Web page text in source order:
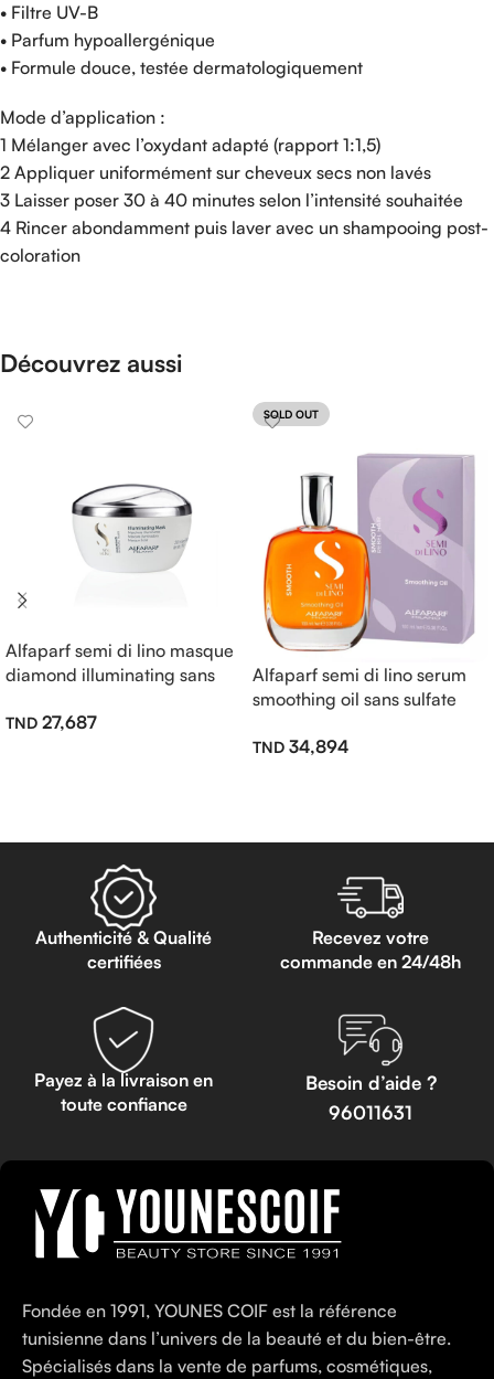
• Filtre UV-B
• Parfum hypoallergénique
• Formule douce, testée dermatologiquement
Mode d’application :
1 Mélanger avec l’oxydant adapté (rapport 1:1,5)
2 Appliquer uniformément sur cheveux secs non lavés
3 Laisser poser 30 à 40 minutes selon l’intensité souhaitée
4 Rincer abondamment puis laver avec un shampooing post-
coloration
Découvrez aussi
Alfaparf semi di lino masque
diamond illuminating sans
27,687
SOLD OUT
Alfaparf semi di lino serum
smoothing oil sans sulfate
34,894
Authenticité & Qualité
certifiées
Recevez votre
commande en 24/48h
Payez à la livraison en
toute confiance
Besoin d’aide ?
96011631
Fondée en 1991, YOUNES COIF est la référence
tunisienne dans l’univers de la beauté et du bien-être.
Spécialisés dans la vente de parfums, cosmétiques,